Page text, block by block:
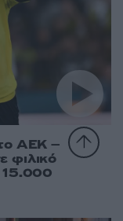
ΑΕΚ –
φιλικό
15.000